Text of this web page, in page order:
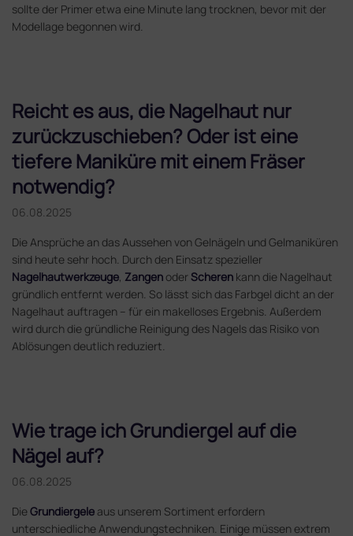
sollte der Primer etwa eine Minute lang trocknen, bevor mit der
Modellage begonnen wird.
Reicht es aus, die Nagelhaut nur
zurückzuschieben? Oder ist eine
tiefere Maniküre mit einem Fräser
notwendig?
06.08.2025
Die Ansprüche an das Aussehen von Gelnägeln und Gelmaniküren
sind heute sehr hoch. Durch den Einsatz spezieller
Nagelhautwerkzeuge, Zangen oder Scheren kann die Nagelhaut
gründlich entfernt werden. So lässt sich das Farbgel dicht an der
Nagelhaut auftragen – für ein makelloses Ergebnis. Außerdem
wird durch die gründliche Reinigung des Nagels das Risiko von
Ablösungen deutlich reduziert.
Wie trage ich Grundiergel auf die
Nägel auf?
06.08.2025
DieGrundiergele aus unserem Sortiment erfordern
unterschiedliche Anwendungstechniken. Einige müssen extrem